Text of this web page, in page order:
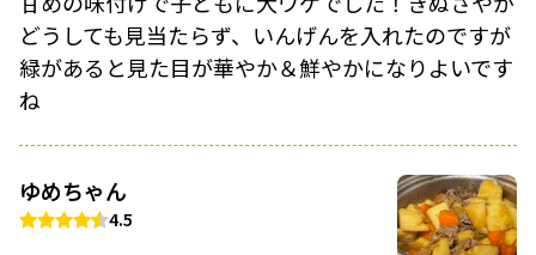
どうしても見当たらず、いんげんを入れたのですが
緑があると見た目が華やか＆鮮やかになりよいです
ね
ゆめちゃん
4.5